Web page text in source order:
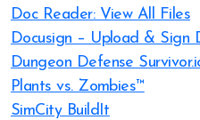
Doc Reader: View All Files
Docusign – Upload & Sign
Dungeon Defense
Plants vs. Zombies™
SimCity BuildIt